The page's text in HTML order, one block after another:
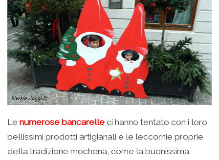
Le numerose bancarelle ci hanno tentato con i loro
bellissimi prodotti artigianali e le leccornie proprie
della tradizione mochena, come la buonissima